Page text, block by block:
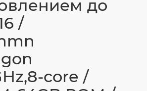
до
/
core /